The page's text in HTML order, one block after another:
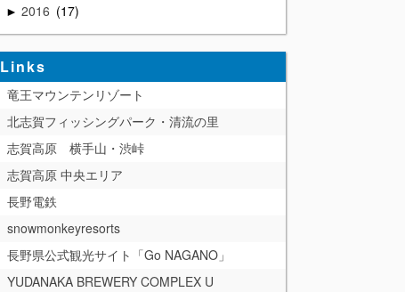
► 2016 17
Links
竜王マウンテンリゾート
北志賀フィッシングパーク・清流の里
志賀高原 横手山・渋峠
志賀高原 中央エリア
長野電鉄
snowmonkeyresorts
長野県公式観光サイト「Go NAGANO」
YUDANAKA BREWERY COMPLEX U